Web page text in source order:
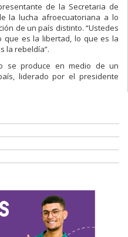
de la Secretaria de
la lucha afroecuatoriana a lo
de un país distinto. “Ustedes
es la libertad, lo que es la
la rebeldía”.
se produce en medio de un
liderado por el presidente